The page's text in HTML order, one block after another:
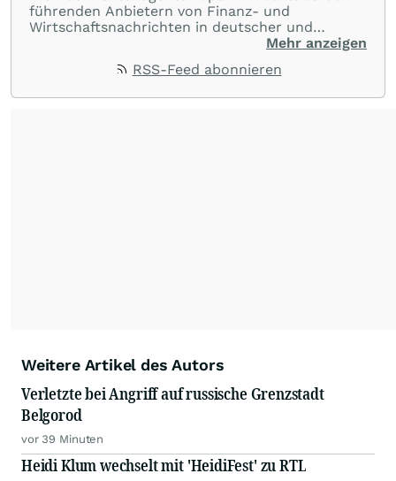
führenden Anbietern von Finanz- und
Wirtschaftsnachrichten in deutscher und
englischer Sprache. Gestützt auf ein
dpa-AFX unabhängig, zuverlässig und schnell
Mehr anzeigen
RSS-Feed abonnieren
Weitere Artikel des Autors
Verletzte bei Angriff auf russische Grenzstadt
Belgorod
vor 39 Minuten
Heidi Klum wechselt mit 'HeidiFest' zu RTL